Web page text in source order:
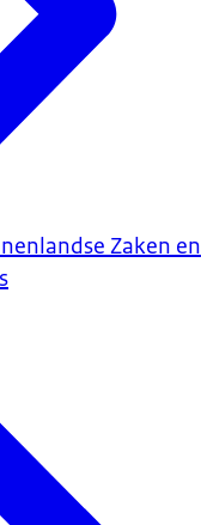
Zaken en